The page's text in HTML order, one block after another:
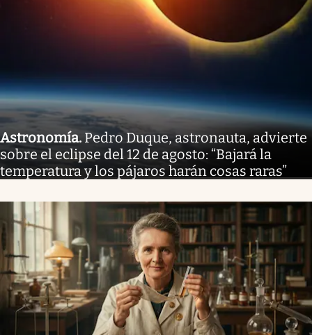
Astronomía. Pedro Duque, astronauta, advierte
sobre el eclipse del 12 de agosto: “Bajará la
temperatura y los pájaros harán cosas raras”